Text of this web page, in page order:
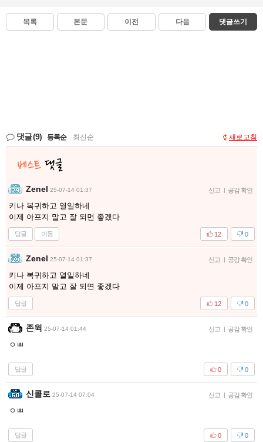
목록 본문 이전 다음 댓글쓰기
댓글(9) 등록순 최신순 새로고침
Zenel 25-07-14 01:37 신고 | 공감 확인
키나 복귀하고 열일하네
이제 아프지 말고 잘 되면 좋겠다
답글 이동 0
12
Zenel 25-07-14 01:37 신고 | 공감 확인
키나 복귀하고 열일하네
이제 아프지 말고 잘 되면 좋겠다
답글 0
12
존윅 25-07-14 01:44 신고 | 공감 확인
ㅇㅃ
답글 0
0
신콜로 25-07-14 07:04 신고 | 공감 확인
ㅇㅃ
답글 0
0